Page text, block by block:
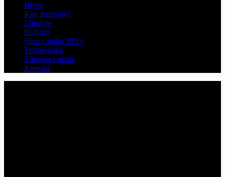
Home
Kim jesteśmy?
Lifestyle
Podróże
Sprzęt audio Hi-Fi
Technologia
Zdrowie i uroda
Kontakt